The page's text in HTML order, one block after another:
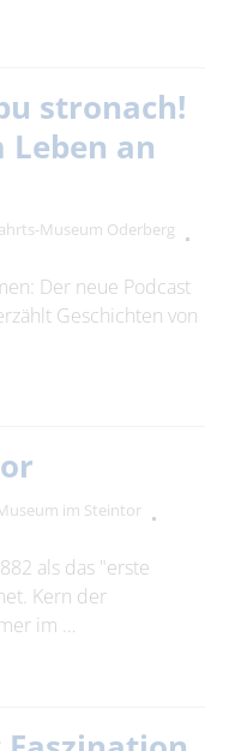
stronach!
Leben an
Museum Oderberg
Der neue Podcast
Geschichten von
im Steintor
als das "erste
Kern der
im …